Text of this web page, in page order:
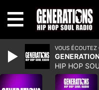
VOUS ÉCOUTEZ
HIP HOP